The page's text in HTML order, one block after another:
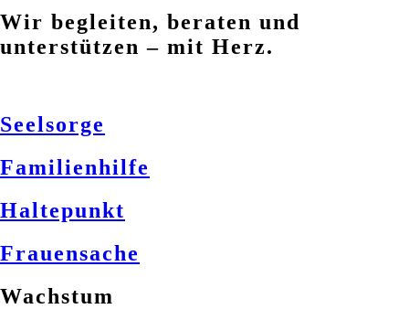
Wir begleiten, beraten und
unterstützen – mit Herz.
Seelsorge
Familienhilfe
Haltepunkt
Frauensache
Wachstum